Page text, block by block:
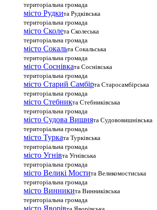
територіальна громада
місто Рудкита Рудківська
територіальна громада
місто Сколета Сколеська
територіальна громада
місто Сокальта Сокальська
територіальна громада
місто Соснівката Соснівська
територіальна громада
місто Старий Самбірта Старосамбірська
територіальна громада
місто Стебникта Стебниківська
територіальна громада
місто Судова Вишнята Судововишнівська
територіальна громада
місто Турката Турківська
територіальна громада
місто Угнівта Угнівська
територіальна громада
місто Великі Мостита Великомостиська
територіальна громада
місто Винникита Винниківська
територіальна громада
місто Яворів